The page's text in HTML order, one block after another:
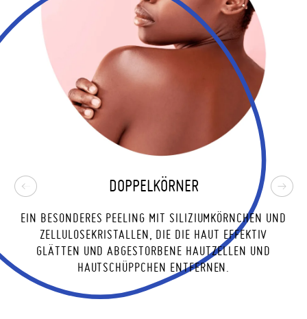
DOPPELKÖRNER
EIN BESONDERES PEELING MIT SILIZIUMKÖRNCHEN UND
ZELLULOSEKRISTALLEN, DIE DIE HAUT EFFEKTIV
GLÄTTEN UND ABGESTORBENE HAUTZELLEN UND
HAUTSCHÜPPCHEN ENTFERNEN.